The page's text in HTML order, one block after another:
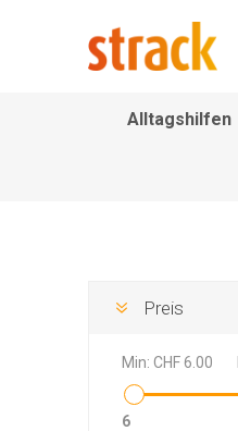
Alltagshilfen
Preis
Min: CHF 6.00
6